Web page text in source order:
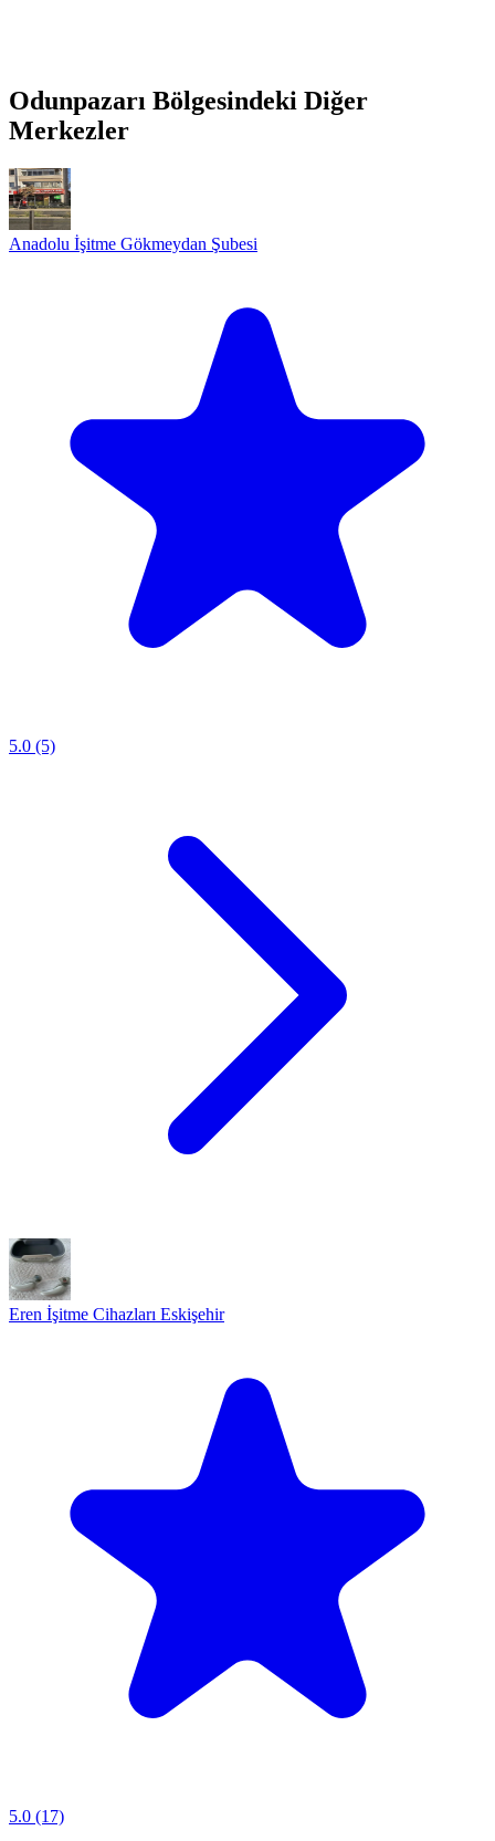
Odunpazarı Bölgesindeki Diğer
Merkezler
Anadolu İşitme Gökmeydan Şubesi
5.0 (5)
Eren İşitme Cihazları Eskişehir
5.0 (17)